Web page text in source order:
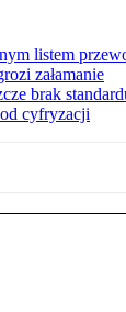
listem
załamanie
brak
cyfryzacji